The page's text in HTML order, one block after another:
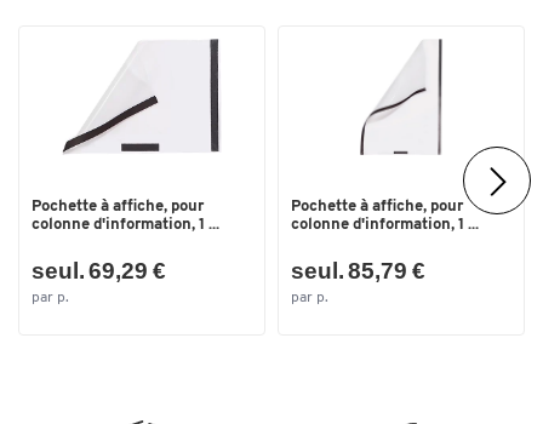
Largeur (mm)
Pochette à affiche, pour
colonne d'information, 1 ...
seul. 69,29 €
par p.
Pochette à affiche, pour
colonne d'information, 1 ...
seul. 85,79 €
par p.